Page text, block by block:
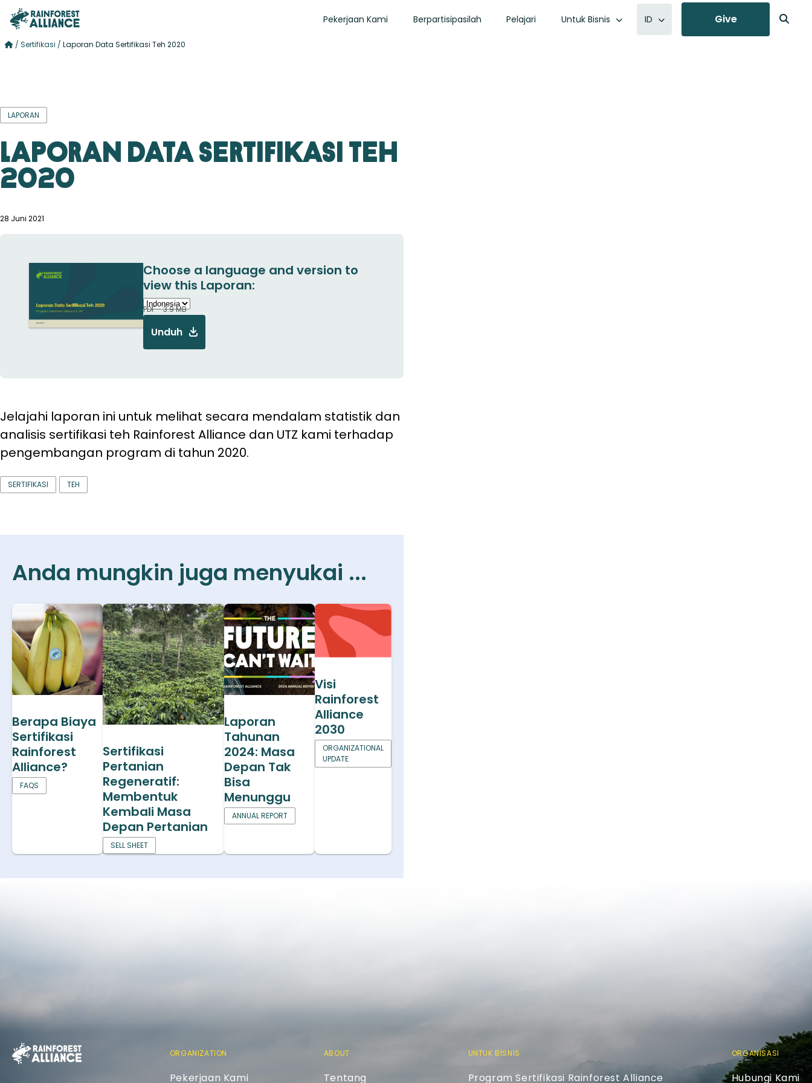
Pekerjaan Kami Berpartisipasilah Pelajari Untuk Bisnis ID Give
/ Sertifikasi / Laporan Data Sertifikasi Teh 2020
LAPORAN
Laporan Data Sertifikasi Teh
2020
28 Juni 2021
Choose a language and version to
view this Laporan:
PDF - 3.9 MB
Unduh
Jelajahi laporan ini untuk melihat secara mendalam statistik dan
analisis sertifikasi teh Rainforest Alliance dan UTZ kami terhadap
pengembangan program di tahun 2020.
SERTIFIKASI TEH
Anda mungkin juga menyukai ...
Berapa Biaya
Sertifikasi
Rainforest
Alliance?
FAQS
Sertifikasi
Pertanian
Regeneratif:
Membentuk
Kembali Masa
Depan Pertanian
SELL SHEET
Laporan
Tahunan
2024: Masa
Depan Tak
Bisa
Menunggu
ANNUAL REPORT
Visi
Rainforest
Alliance
2030
ORGANIZATIONAL
UPDATE
ORGANIZATION
Pekerjaan Kami
ABOUT
Tentang
UNTUK BISNIS
Program Sertifikasi Rainforest Alliance
ORGANISASI
Hubungi Kami